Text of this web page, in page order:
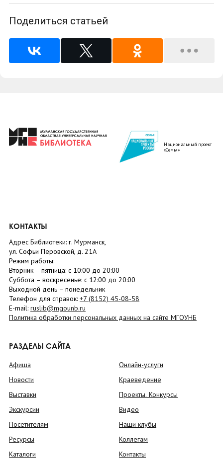
Поделиться статьей
Национальный проект
«Семья»
КОНТАКТЫ
Адрес Библиотеки: г. Мурманск,
ул. Софьи Перовской, д. 21А
Режим работы:
Вторник – пятница: с 10:00 до 20:00
Суббота – воскресенье: c 12:00 до 20:00
Выходной день – понедельник
Телефон для справок: +7 (8152) 45-08-58
E-mail: ruslib@mgounb.ru
Политика обработки персональных данных на сайте МГОУНБ
РАЗДЕЛЫ САЙТА
Афиша
Новости
Выставки
Экскурсии
Посетителям
Ресурсы
Каталоги
Онлайн-услуги
Краеведение
Проекты. Конкурсы
Видео
Наши клубы
Коллегам
Контакты